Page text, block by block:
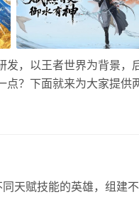
发，以王者世界为背景，
点？下面就来为大家提供
天赋技能的英雄，组建